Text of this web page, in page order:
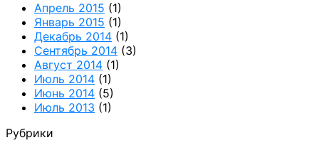
Апрель 2015 (1)
Январь 2015 (1)
Декабрь 2014 (1)
Сентябрь 2014 (3)
Август 2014 (1)
Июль 2014 (1)
Июнь 2014 (5)
Июль 2013 (1)
Рубрики